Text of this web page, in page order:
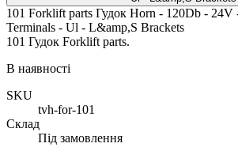
101 Forklift parts Гудок Horn - 120Db - 24V
Terminals - Ul - L&amp,S Brackets
101 Гудок Forklift parts.
В наявності
SKU
tvh-for-101
Склад
Під замовлення